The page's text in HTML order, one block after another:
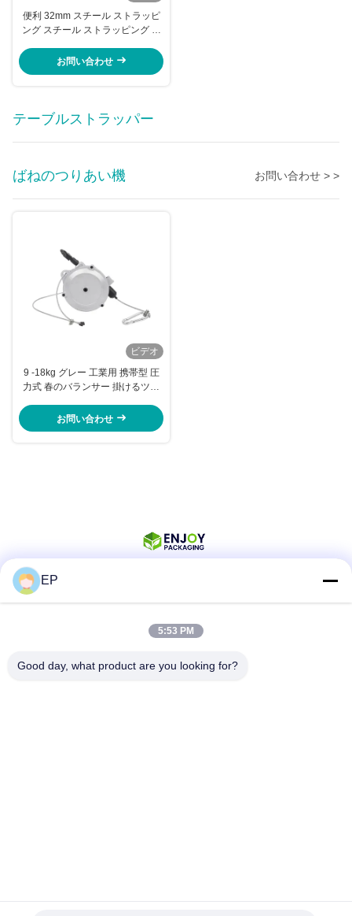
便利 32mm スチール ストラッピ
ング スチール ストラッピング カ
お問い合わせ
テーブルストラッパー
ばねのつりあい機 お問い合わせ > >
ビデオ
9 -18kg グレー 工業用 携帯型 圧
力式 春のバランサー 掛けるツー
お問い合わせ
EP
5:53 PM
Good day, what product are you looking for?